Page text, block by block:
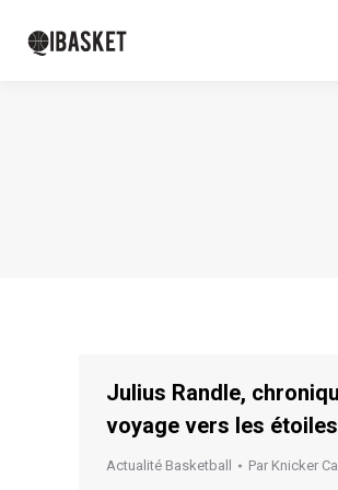
Julius Randle,
voyage vers les étoiles
Actualité Basketball Par Knicker